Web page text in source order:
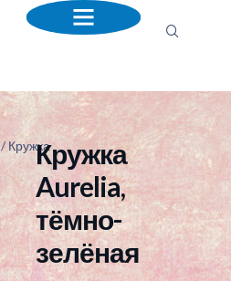
/ КружкаКружка
Aurelia,
тёмно-
зелёная